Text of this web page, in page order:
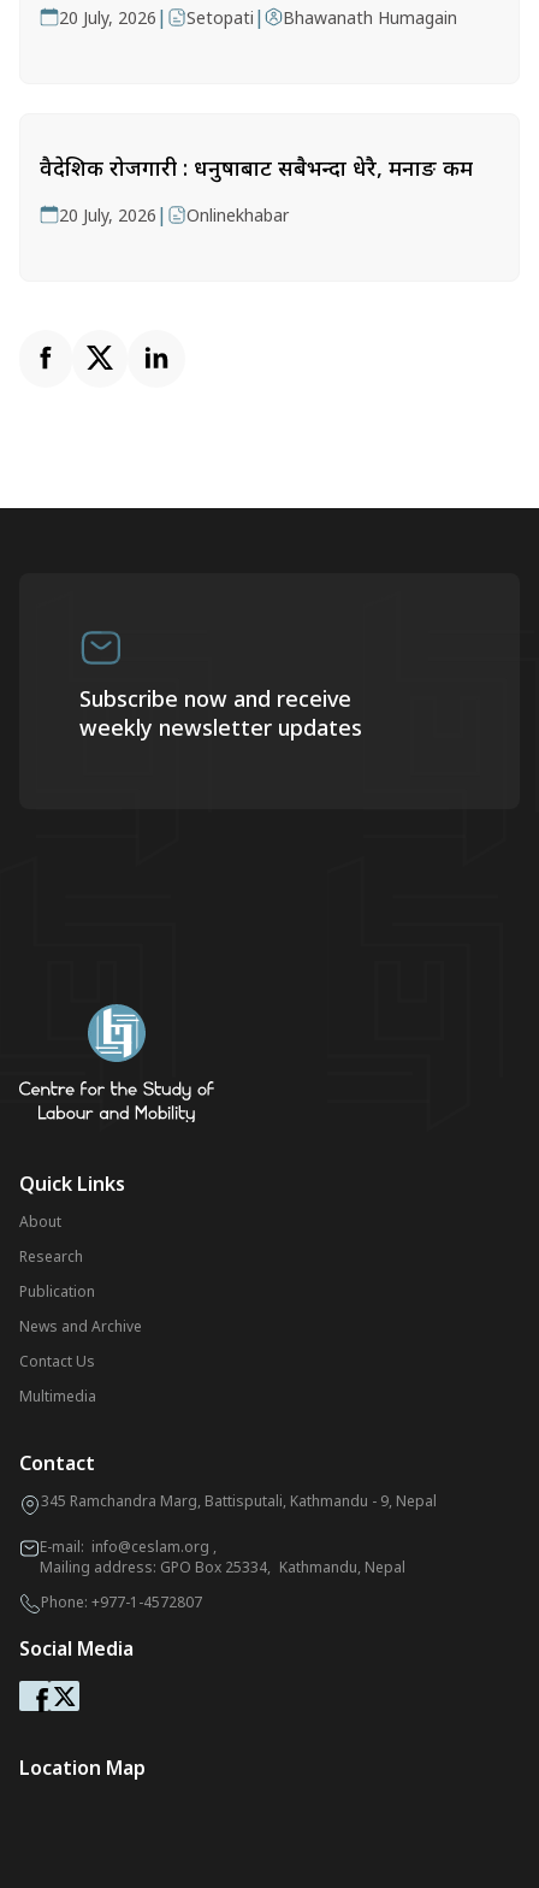
20 July, 2026 | Setopati | Bhawanath Humagain
वैदेशिक रोजगारी : धनुषाबाट सबैभन्दा धेरै, मनाङ कम
20 July, 2026 | Onlinekhabar
Subscribe now and receive
weekly newsletter updates
Quick Links
About
Research
Publication
News and Archive
Contact Us
Multimedia
Contact
345 Ramchandra Marg, Battisputali, Kathmandu - 9, Nepal
E-mail: info@ceslam.org ,
Mailing address: GPO Box 25334, Kathmandu, Nepal
Phone: +977-1-4572807
Social Media
Location Map